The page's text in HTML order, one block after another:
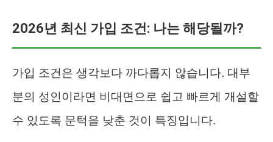
2026년 최신 가입 조건: 나는 해당될까?
가입 조건은 생각보다 까다롭지 않습니다. 대부
분의 성인이라면 비대면으로 쉽고 빠르게 개설할
수 있도록 문턱을 낮춘 것이 특징입니다.